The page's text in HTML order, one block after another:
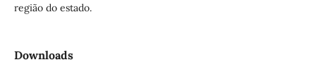
região do estado.
Downloads